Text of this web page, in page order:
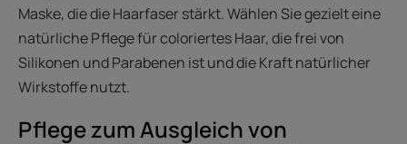
Maske, die die Haarfaser stärkt. Wählen Sie gezielt eine
natürliche Pflege für coloriertes Haar, die frei von
Silikonen und Parabenen ist und die Kraft natürlicher
Wirkstoffe nutzt.
Pflege zum Ausgleich von